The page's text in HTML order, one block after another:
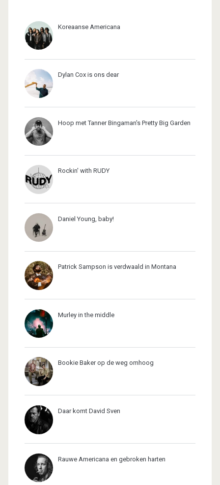
Koreaanse Americana
Dylan Cox is ons dear
Hoop met Tanner Bingaman's Pretty Big Garden
Rockin' with RUDY
Daniel Young, baby!
Patrick Sampson is verdwaald in Montana
Murley in the middle
Bookie Baker op de weg omhoog
Daar komt David Sven
Rauwe Americana en gebroken harten